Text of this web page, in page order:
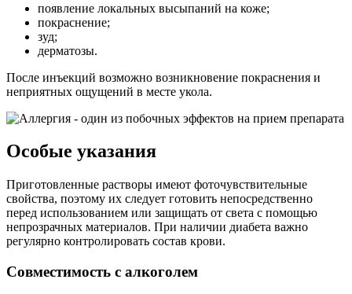
появление локальных высыпаний на коже;
покраснение;
зуд;
дерматозы.
После инъекций возможно возникновение покраснения и
неприятных ощущений в месте укола.
Особые указания
Приготовленные растворы имеют фоточувствительные
свойства, поэтому их следует готовить непосредственно
перед использованием или защищать от света с помощью
непрозрачных материалов. При наличии диабета важно
регулярно контролировать состав крови.
Совместимость с алкоголем